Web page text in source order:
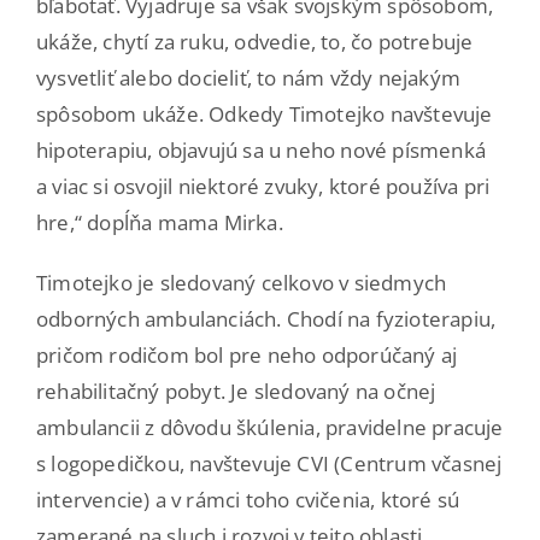
bľabotať. Vyjadruje sa však svojským spôsobom,
ukáže, chytí za ruku, odvedie, to, čo potrebuje
vysvetliť alebo docieliť, to nám vždy nejakým
spôsobom ukáže. Odkedy Timotejko navštevuje
hipoterapiu, objavujú sa u neho nové písmenká
a viac si osvojil niektoré zvuky, ktoré používa pri
hre,“ dopĺňa mama Mirka.
Timotejko je sledovaný celkovo v siedmych
odborných ambulanciách. Chodí na fyzioterapiu,
pričom rodičom bol pre neho odporúčaný aj
rehabilitačný pobyt. Je sledovaný na očnej
ambulancii z dôvodu škúlenia, pravidelne pracuje
s logopedičkou, navštevuje CVI (Centrum včasnej
intervencie) a v rámci toho cvičenia, ktoré sú